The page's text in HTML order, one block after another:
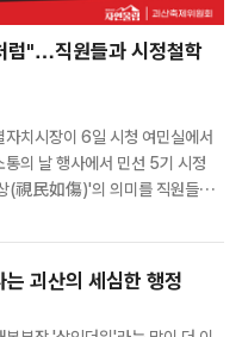
럼"…직원들과 시정철학
자치시장이 6일 시청 여민실에서
통의 날 행사에서 민선 5기 시정
(視民如傷)'의 의미를 직원들과
여 명이 참석했으며, 서한순 전 인
용국장이 '세종의 눈이 답이다(부
상처 다루듯)'를 주제로 특강을 진
괴산의 세심한 행정